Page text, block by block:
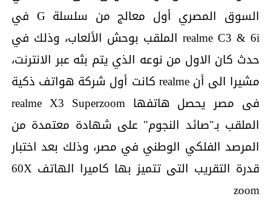
السوق المصري أول معالج من سلسلة G في
realme C3 & 6i الملقب بوحش الألعاب، وذلك في
حدث كان الاول من نوعه الذي يتم بثه عبر الانترنت،
مشيرا الى أن realme كانت أول شركة هواتف ذكية
فى مصر يحصل هاتفها realme X3 Superzoom
الملقب بـ"صائد النجوم" على شهادة معتمدة من
المرصد الفلكي الوطني في مصر، وذلك بعد اختبار
قدرة التقريب التى تتميز بها كاميرا الهاتف 60X
zoom